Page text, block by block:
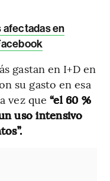
afectadas en
gastan en I+D en
su gasto en esa
vez que“el 60 %
uso intensivo